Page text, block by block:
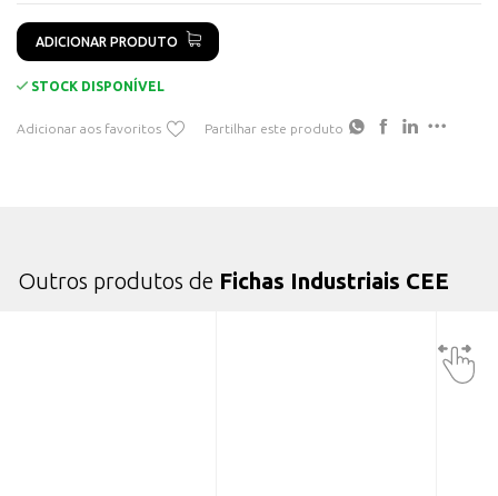
ADICIONAR PRODUTO
STOCK DISPONÍVEL
Adicionar aos favoritos Partilhar este produto
Outros produtos de Fichas Industriais CEE